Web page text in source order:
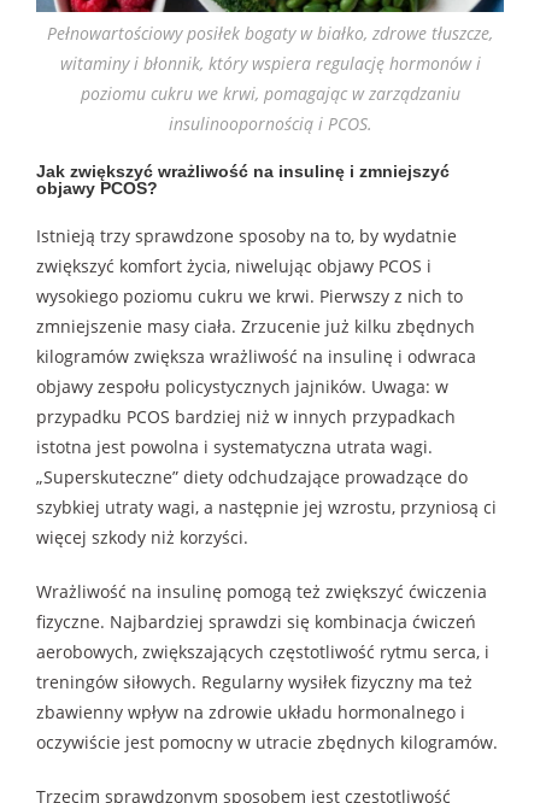
Pełnowartościowy posiłek bogaty w białko, zdrowe tłuszcze,
witaminy i błonnik, który wspiera regulację hormonów i
poziomu cukru we krwi, pomagając w zarządzaniu
insulinoopornością i PCOS.
Jak zwiększyć wrażliwość na insulinę i zmniejszyć
objawy PCOS?
Istnieją trzy sprawdzone sposoby na to, by wydatnie
zwiększyć komfort życia, niwelując objawy PCOS i
wysokiego poziomu cukru we krwi. Pierwszy z nich to
zmniejszenie masy ciała. Zrzucenie już kilku zbędnych
kilogramów zwiększa wrażliwość na insulinę i odwraca
objawy zespołu policystycznych jajników. Uwaga: w
przypadku PCOS bardziej niż w innych przypadkach
istotna jest powolna i systematyczna utrata wagi.
„Superskuteczne” diety odchudzające prowadzące do
szybkiej utraty wagi, a następnie jej wzrostu, przyniosą ci
więcej szkody niż korzyści.
Wrażliwość na insulinę pomogą też zwiększyć ćwiczenia
fizyczne. Najbardziej sprawdzi się kombinacja ćwiczeń
aerobowych, zwiększających częstotliwość rytmu serca, i
treningów siłowych. Regularny wysiłek fizyczny ma też
zbawienny wpływ na zdrowie układu hormonalnego i
oczywiście jest pomocny w utracie zbędnych kilogramów.
Trzecim sprawdzonym sposobem jest częstotliwość